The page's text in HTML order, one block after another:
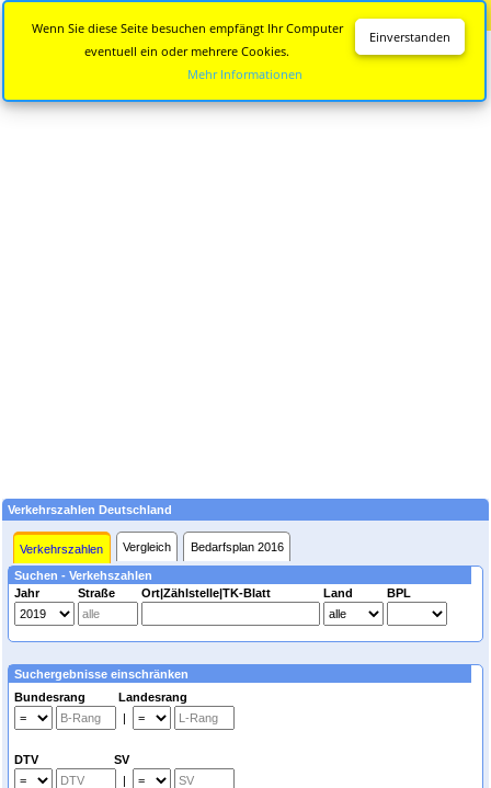
Verkehrszahlen Deutschland
Verkehrszahlen Vergleich Bedarfsplan 2016
Suchen - Verkehszahlen
Jahr
Straße Ort|Zählstelle|TK-Blatt Land BPL
Suchergebnisse einschränken
Bundesrang Landesrang
|
DTV SV
|
Einverstanden
Wenn Sie diese Seite besuchen empfängt Ihr Computer
eventuell ein oder mehrere Cookies.
Mehr Informationen